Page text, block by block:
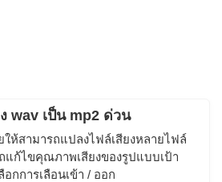
wav เป็น mp2 ด่วน
ให้สามารถแปลงไฟล์เสียงหลายไฟล์
ก้ไขคุณภาพเสียงของรูปแบบเป้า
กการเลือนเข้า / ออก